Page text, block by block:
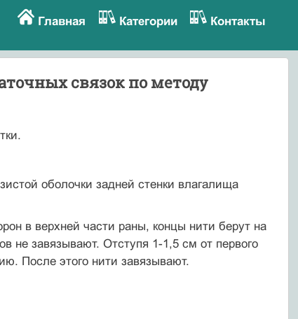
Главная Категории Контакты
связок по методу
оболочки задней стенки влагалища
в верхней части раны, концы нити берут на
не завязывают. Отступя 1-1,5 см от первого
После этого нити завязывают.